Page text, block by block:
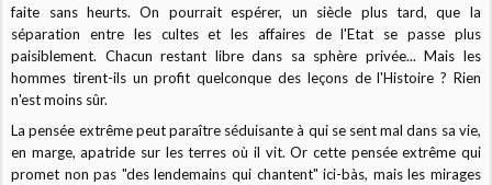
faite sans heurts. On pourrait espérer, un siècle plus tard, que la
séparation entre les cultes et les affaires de l'Etat se passe plus
paisiblement. Chacun restant libre dans sa sphère privée... Mais les
hommes tirent-ils un profit quelconque des leçons de l'Histoire ? Rien
n'est moins sûr.
La pensée extrême peut paraître séduisante à qui se sent mal dans sa vie,
en marge, apatride sur les terres où il vit. Or cette pensée extrême qui
promet non pas "des lendemains qui chantent" ici-bàs, mais les mirages